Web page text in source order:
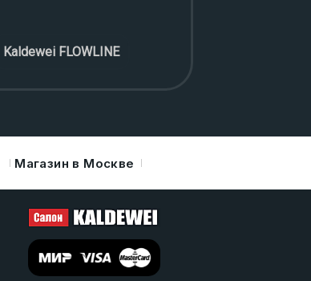
Kaldewei FLOWLINE
Магазин в Москве